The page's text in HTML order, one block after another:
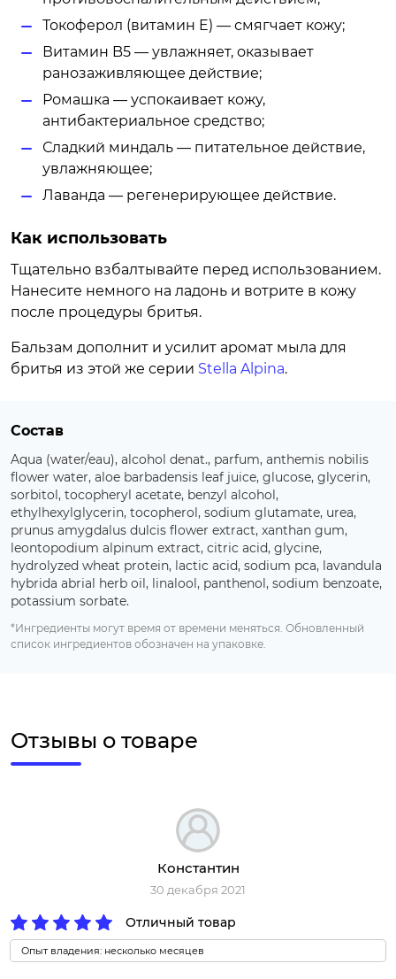
Токоферол (витамин E) — смягчает кожу;
Витамин B5 — увлажняет, оказывает
ранозаживляющее действие;
Ромашка — успокаивает кожу,
антибактериальное средство;
Сладкий миндаль — питательное действие,
увлажняющее;
Лаванда — регенерирующее действие.
Как использовать
Тщательно взбалтывайте перед использованием.
Нанесите немного на ладонь и вотрите в кожу
после процедуры бритья.
Бальзам дополнит и усилит аромат мыла для
бритья из этой же серии Stella Alpina.
Состав
Aqua (water/eau), alcohol denat., parfum, anthemis nobilis
flower water, aloe barbadensis leaf juice, glucose, glycerin,
sorbitol, tocopheryl acetate, benzyl alcohol,
ethylhexylglycerin, tocopherol, sodium glutamate, urea,
prunus amygdalus dulcis flower extract, xanthan gum,
leontopodium alpinum extract, citric acid, glycine,
hydrolyzed wheat protein, lactic acid, sodium pca, lavandula
hybrida abrial herb oil, linalool, panthenol, sodium benzoate,
potassium sorbate.
*Ингредиенты могут время от времени меняться. Обновленный
список ингредиентов обозначен на упаковке.
Отзывы о товаре
Константин
30 декабря 2021
Отличный товар
Опыт владения: несколько месяцев